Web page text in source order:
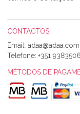
Olá boa Noite.
obrigada pelo
de bordar e não sei
CONTACTOS
Email:
Telefone: +351
MÉTODOS DE